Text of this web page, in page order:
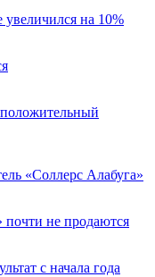
на 10%
«Соллерс Алабуга»
не продаются
с начала года